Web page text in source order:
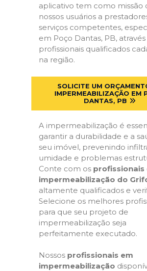
aplicativo tem como missão
nossos usuários a
serviços competentes,
em Poço Dantas, PB,
profissionais qualificados
na região.
SOLICITE UM
IMPERMEABILIZAÇÃO EM
DANTAS, PB
A impermeabilização é
garantir a durabilidade e a
seu imóvel, prevenindo
umidade e problemas
Conte com os profissionais
impermeabilização do
altamente qualificados e
Selecione os melhores
para que seu projeto de
impermeabilização seja
perfeitamente executado.
Nossos profissionais em
impermeabilização